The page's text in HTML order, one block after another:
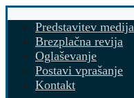
Predstavitev medija
Brezplačna revija
Oglaševanje
Postavi vprašanje
Kontakt